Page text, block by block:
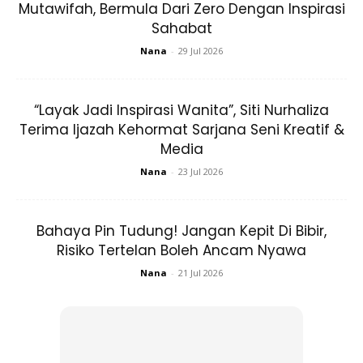
Mutawifah, Bermula Dari Zero Dengan Inspirasi
Sahabat
Nana - 29 Jul 2026
“Layak Jadi Inspirasi Wanita”, Siti Nurhaliza
Terima Ijazah Kehormat Sarjana Seni Kreatif &
Media
Nana - 23 Jul 2026
Bahaya Pin Tudung! Jangan Kepit Di Bibir,
Risiko Tertelan Boleh Ancam Nyawa
Nana - 21 Jul 2026